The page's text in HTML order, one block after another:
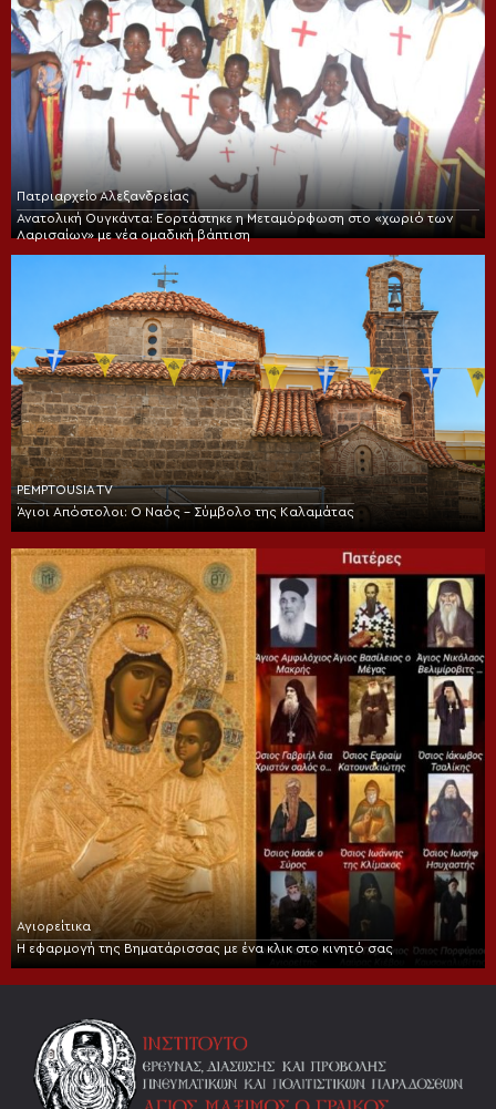
Πατριαρχείο Αλεξανδρείας
Ανατολική Ουγκάντα: Εορτάστηκε η Μεταμόρφωση στο «χωριό των
Λαρισαίων» με νέα ομαδική βάπτιση
PEMPTOUSIA TV
Άγιοι Απόστολοι: Ο Ναός – Σύμβολο της Καλαμάτας
Αγιορείτικα
Η εφαρμογή της Βηματάρισσας με ένα κλικ στο κινητό σας